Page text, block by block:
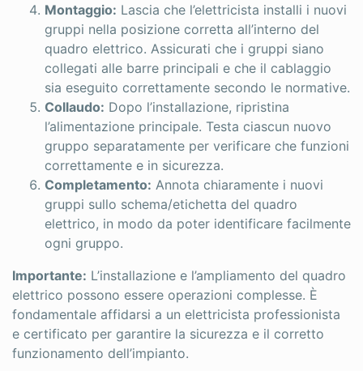
Montaggio: Lascia che l’elettricista installi i nuovi
gruppi nella posizione corretta all’interno del
quadro elettrico. Assicurati che i gruppi siano
collegati alle barre principali e che il cablaggio
sia eseguito correttamente secondo le normative.
Collaudo: Dopo l’installazione, ripristina
l’alimentazione principale. Testa ciascun nuovo
gruppo separatamente per verificare che funzioni
correttamente e in sicurezza.
Completamento: Annota chiaramente i nuovi
gruppi sullo schema/etichetta del quadro
elettrico, in modo da poter identificare facilmente
ogni gruppo.
Importante: L’installazione e l’ampliamento del quadro
elettrico possono essere operazioni complesse. È
fondamentale affidarsi a un elettricista professionista
e certificato per garantire la sicurezza e il corretto
funzionamento dell’impianto.